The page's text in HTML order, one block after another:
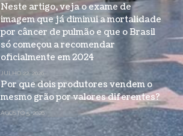
Neste artigo, veja o exame de
imagem que já diminui a mortalidade
por câncer de pulmão e que o Brasil
só começou a recomendar
oficialmente em 2024
JULHO 22, 2026
Por que dois produtores vendem o
mesmo grão por valores diferentes?
AGOSTO 5, 2026